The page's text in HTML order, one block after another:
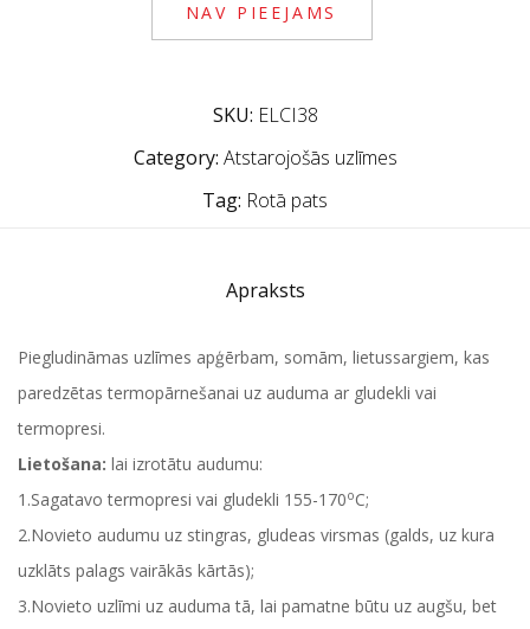
NAV PIEEJAMS
SKU: ELCI38
Category: Atstarojošās uzlīmes
Tag: Rotā pats
Apraksts
Piegludināmas uzlīmes apģērbam, somām, lietussargiem, kas
paredzētas termopārnešanai uz auduma ar gludekli vai
termopresi.
Lietošana: lai izrotātu audumu:
1.Sagatavo termopresi vai gludekli 155-170oC;
2.Novieto audumu uz stingras, gludeas virsmas (galds, uz kura
uzklāts palags vairākās kārtās);
3.Novieto uzlīmi uz auduma tā, lai pamatne būtu uz augšu, bet